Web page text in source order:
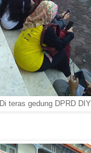
Di teras gedung DPRD DIY